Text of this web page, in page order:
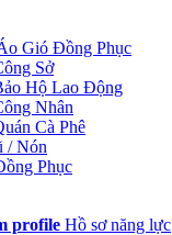
Gió Đồng Phục
Sở
Hộ Lao Động
Nhân
Cà Phê
/ Nón
Phục
profile Hồ sơ năng lực